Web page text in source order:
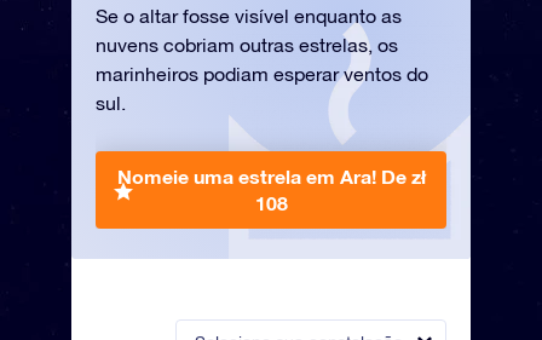
Se o altar fosse visível enquanto as
nuvens cobriam outras estrelas, os
marinheiros podiam esperar ventos do
sul.
Nomeie uma estrela em Ara! De zł
108